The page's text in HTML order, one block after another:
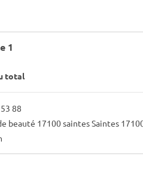
1
total
88
beauté 17100 saintes Saintes